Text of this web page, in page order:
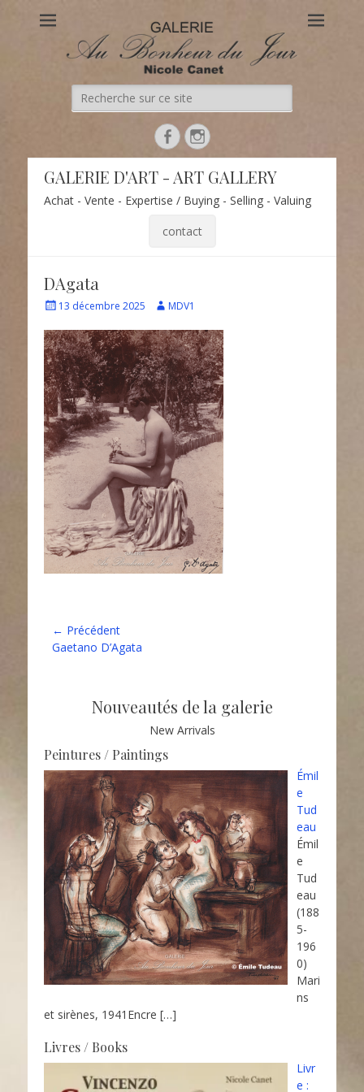
Au Bonheur du Jour
Le site officiel de la Galerie d'Art Au Bonheur du Jour – Nicole
Canet à Paris
Recherche
de:
FacebookInstagram
GALERIE D'ART - ART GALLERY
Achat - Vente - Expertise / Buying - Selling - Valuing
contact
DAgata
Écrit13 décembre 2025 Auteur
MDV1
Navigation
de
← Précédent
Article
Gaetano D’Agata
Nouveautés de la galerie
New Arrivals
Peintures / Paintings
Émil
e
Tud
eau
Émil
e
Tud
eau
(188
5-
196
0)
Mari
ns
et sirènes, 1941Encre […]
Livres / Books
Livr
e :